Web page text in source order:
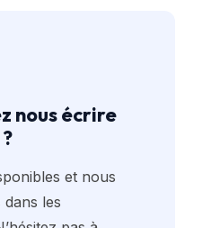
nous écrire
et nous
les